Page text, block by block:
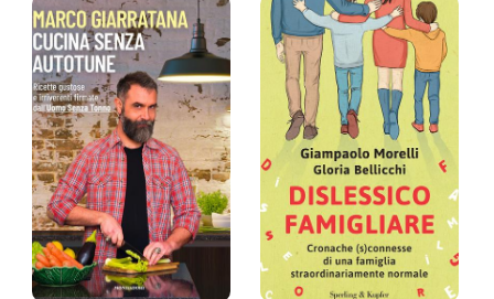
Affondare con
stile
Emalloru
Prezzo:19 €
Controvento.
Dall'Albani…
Eriseld "Seldi" Zeleni
Prezzo:
13 €